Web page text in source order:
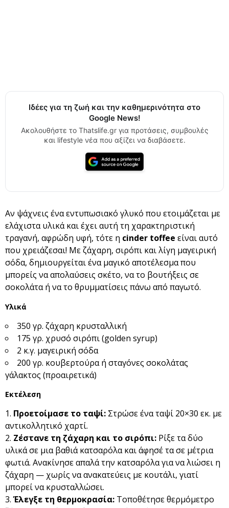
Ιδέες για τη ζωή και την καθημερινότητα στο
Google News!
Ακολουθήστε το Thatslife.gr για προτάσεις, συμβουλές
και lifestyle νέα που αξίζει να διαβάσετε.
Αν ψάχνεις ένα εντυπωσιακό γλυκό που ετοιμάζεται με
ελάχιστα υλικά και έχει αυτή τη χαρακτηριστική
τραγανή, αφρώδη υφή, τότε η cinder toffee είναι αυτό
που χρειάζεσαι! Με ζάχαρη, σιρόπι και λίγη μαγειρική
σόδα, δημιουργείται ένα μαγικό αποτέλεσμα που
μπορείς να απολαύσεις σκέτο, να το βουτήξεις σε
σοκολάτα ή να το θρυμματίσεις πάνω από παγωτό.
Υλικά
350 γρ. ζάχαρη κρυσταλλική
175 γρ. χρυσό σιρόπι (golden syrup)
2 κ.γ. μαγειρική σόδα
200 γρ. κουβερτούρα ή σταγόνες σοκολάτας
γάλακτος (προαιρετικά)
Εκτέλεση
Προετοίμασε το ταψί: Στρώσε ένα ταψί 20×30 εκ. με
αντικολλητικό χαρτί.
Ζέστανε τη ζάχαρη και το σιρόπι: Ρίξε τα δύο
υλικά σε μια βαθιά κατσαρόλα και άφησέ τα σε μέτρια
φωτιά. Ανακίνησε απαλά την κατσαρόλα για να λιώσει η
ζάχαρη — χωρίς να ανακατεύεις με κουτάλι, γιατί
μπορεί να κρυσταλλώσει.
Έλεγξε τη θερμοκρασία: Τοποθέτησε θερμόμετρο